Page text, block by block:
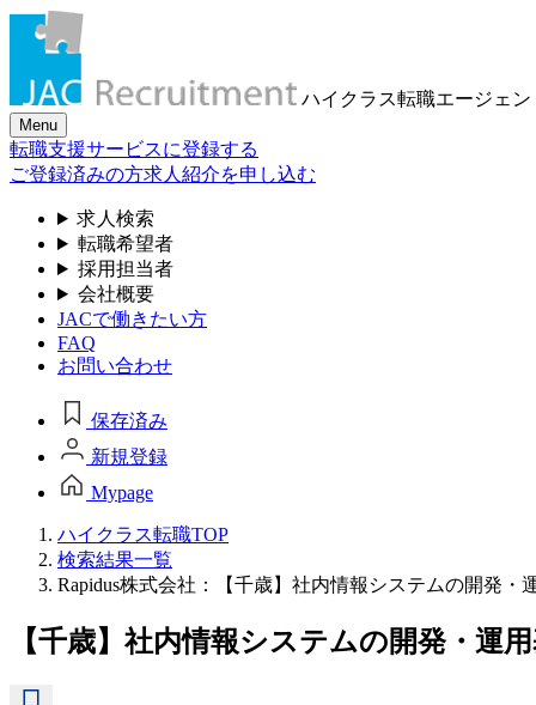
ハイクラス転職エージェン
Menu
転職支援サービスに登録する
ご登録済みの方求人紹介を申し込む
求人検索
転職希望者
採用担当者
会社概要
JACで働きたい方
FAQ
お問い合わせ
保存済み
新規登録
Mypage
ハイクラス転職TOP
検索結果一覧
Rapidus株式会社：【千歳】社内情報システムの開発
【千歳】社内情報システムの開発・運